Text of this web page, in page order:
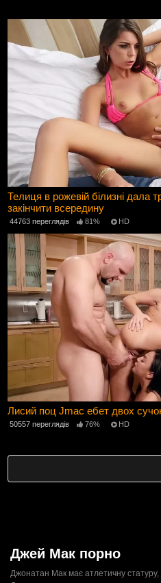
Телиця в рожевій білизні дала
закінчити всередину
44763 переглядів 81% HD
Лисий поц Jmac ебет двох
50557 переглядів 76% HD
Джей Мак порно
Джонатан Мак має атлетичну статуру,